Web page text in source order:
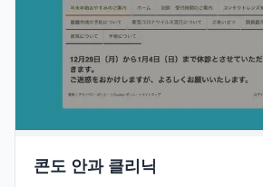
콘도 안과 클리닉